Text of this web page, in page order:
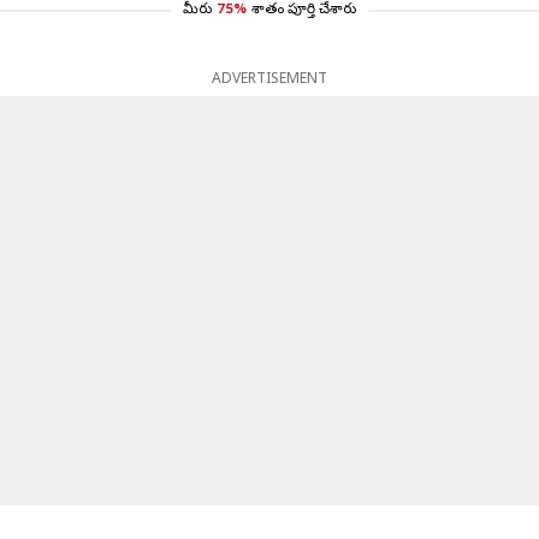
మీరు 75% శాతం పూర్తి చేశారు
ADVERTISEMENT